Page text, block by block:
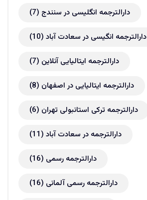
دارالترجمه انگلیسی در سنندج (7)
دارالترجمه انگیسی در سعادت آباد (10)
دارالترجمه ایتالیایی آنلاین (7)
دارالترجمه ایتالیایی در اصفهان (8)
دارالترجمه ترکی استانبولی تهران (6)
دارالترجمه در سعادت آباد (11)
دارالترجمه رسمی (16)
دارالترجمه رسمی آلمانی (16)